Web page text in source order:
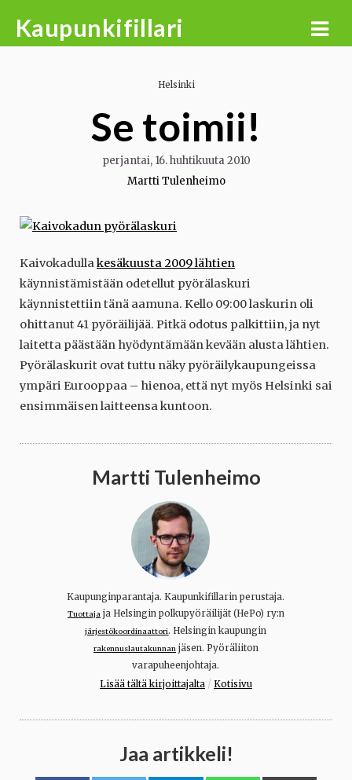
Kaupunkifillari
Helsinki
Se toimii!
perjantai, 16. huhtikuuta 2010
Martti Tulenheimo
Kaivokadullakesäkuusta 2009 lähtien
käynnistämistään odetellut pyörälaskuri
käynnistettiin tänä aamuna. Kello 09:00 laskurin oli
ohittanut 41 pyöräilijää. Pitkä odotus palkittiin, ja nyt
laitetta päästään hyödyntämään kevään alusta lähtien.
Pyörälaskurit ovat tuttu näky pyöräilykaupungeissa
ympäri Eurooppaa – hienoa, että nyt myös Helsinki sai
ensimmäisen laitteensa kuntoon.
Martti Tulenheimo
Kaupunginparantaja. Kaupunkifillarin perustaja.
Tuottaja ja Helsingin polkupyöräilijät (HePo) ry:n
järjestökoordinaattori. Helsingin kaupungin
rakennuslautakunnan jäsen. Pyöräliiton
varapuheenjohtaja.
Lisää tältä kirjoittajalta / Kotisivu
Jaa artikkeli!